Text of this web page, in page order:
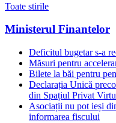
Toate stirile
Ministerul Finantelor
Deficitul bugetar s-a
Măsuri pentru
Bilete la băi pentru
Declarația Unică
din Spațiul Privat
Asociații nu pot ieși
informarea fiscului